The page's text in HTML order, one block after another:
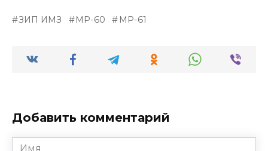
ЗИП ИМЗ МР-60 МР-61
Добавить комментарий
Имя